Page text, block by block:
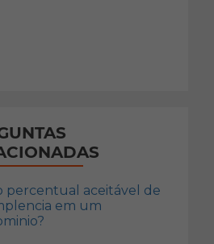
percentual aceitável de
em um